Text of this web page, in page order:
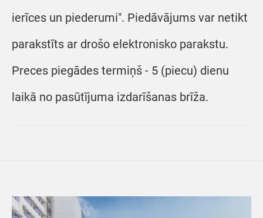
ierīces un piederumi". Piedāvājums var netikt
parakstīts ar drošo elektronisko parakstu.
Preces piegādes termiņš - 5 (piecu) dienu
laikā no pasūtījuma izdarīšanas brīža.